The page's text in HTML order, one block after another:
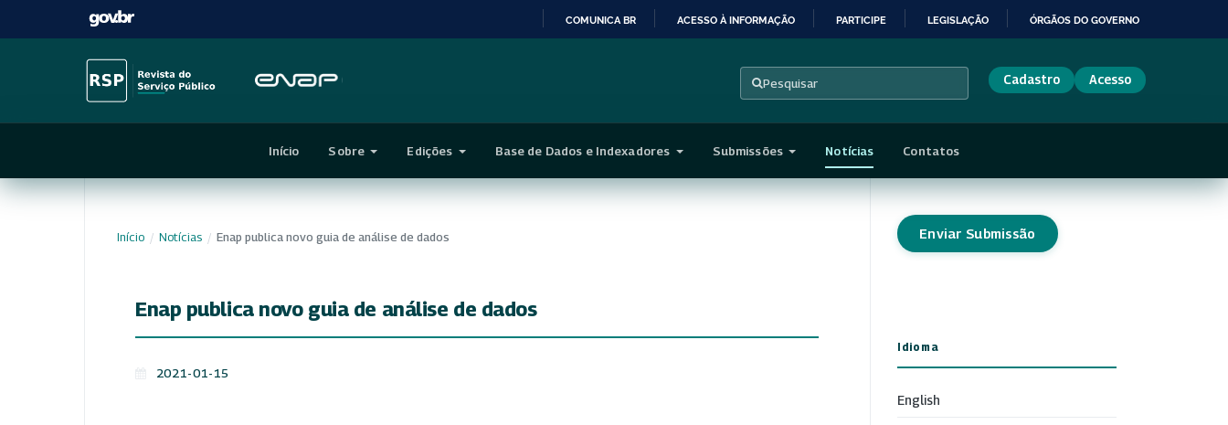
CONTEÚDO
COMUNICA BR ACESSO À INFORMAÇÃO PARTICIPE LEGISLAÇÃO ÓRGÃOS DO GOVERNO
Pesquisar Cadastro Acesso
Início Sobre Edições Base de Dados e Indexadores Submissões Notícias Contatos
Início / Notícias / Enap publica novo guia de análise de dados
Enap publica novo guia de análise de dados
2021-01-15
Enviar Submissão
Idioma
English